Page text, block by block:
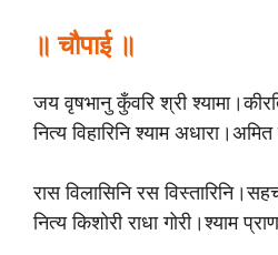
॥ चौपाई ॥
जय वृषभानु कुँवरि श्री
नित्य विहारिनि श्याम
रास विलासिनि रस
नित्य किशोरी राधा गोरी।श्याम